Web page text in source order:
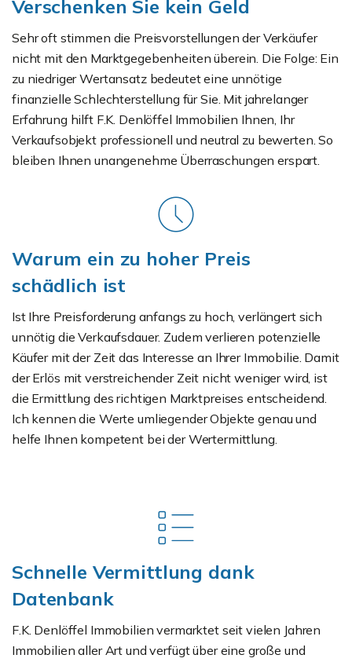
Verschenken Sie kein Geld
Sehr oft stimmen die Preisvorstellungen der Verkäufer
nicht mit den Marktgegebenheiten überein. Die Folge: Ein
zu niedriger Wertansatz bedeutet eine unnötige
finanzielle Schlechterstellung für Sie. Mit jahrelanger
Erfahrung hilft F.K. Denlöffel Immobilien Ihnen, Ihr
Verkaufsobjekt professionell und neutral zu bewerten. So
bleiben Ihnen unangenehme Überraschungen erspart.
Warum ein zu hoher Preis
schädlich ist
Ist Ihre Preisforderung anfangs zu hoch, verlängert sich
unnötig die Verkaufsdauer. Zudem verlieren potenzielle
Käufer mit der Zeit das Interesse an Ihrer Immobilie. Damit
der Erlös mit verstreichender Zeit nicht weniger wird, ist
die Ermittlung des richtigen Marktpreises entscheidend.
Ich kennen die Werte umliegender Objekte genau und
helfe Ihnen kompetent bei der Wertermittlung.
Schnelle Vermittlung dank
Datenbank
F.K. Denlöffel Immobilien vermarktet seit vielen Jahren
Immobilien aller Art und verfügt über eine große und